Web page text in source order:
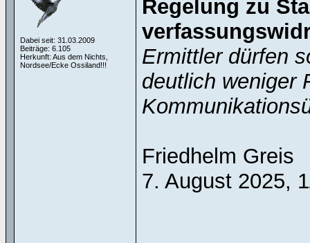
Dabei seit: 31.03.2009
Beiträge: 6.105
Herkunft: Aus dem Nichts,
Nordsee/Ecke Ossiland!!!
Regelung zu
Ermittler dürfen
deutlich weniger
Friedhelm Greis
7. August 2025,